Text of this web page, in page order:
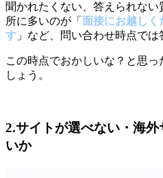
聞かれたくない、答えられな
所に多いのが「 面接にお越しく
す 」など、問い合わせ時点では
この時点でおかしいな？と思
しょう。
2.サイトが選べない・海
いか